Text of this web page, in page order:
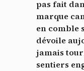
pas fait
marque
en comble
dévoile
jamais
sentiers